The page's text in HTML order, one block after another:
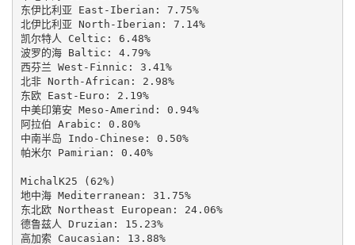
东伊比利亚 East-Iberian: 7.75%
北伊比利亚 North-Iberian: 7.14%
凯尔特人 Celtic: 6.48%
波罗的海 Baltic: 4.79%
西芬兰 West-Finnic: 3.41%
北非 North-African: 2.98%
东欧 East-Euro: 2.19%
中美印第安 Meso-Amerind: 0.94%
阿拉伯 Arabic: 0.80%
中南半岛 Indo-Chinese: 0.50%
帕米尔 Pamirian: 0.40%
MichalK25 (62%)
地中海 Mediterranean: 31.75%
东北欧 Northeast European: 24.06%
德鲁兹人 Druzian: 15.23%
高加索 Caucasian: 13.88%